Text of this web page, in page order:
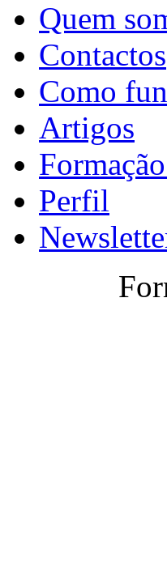
Quem
Contactos
Como
Artigos
Perfil